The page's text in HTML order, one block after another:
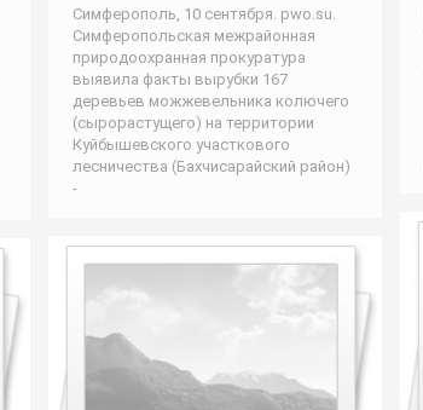
Симферополь, 10 сентября. pwo.su.
Симферопольская межрайонная
природоохранная прокуратура
выявила факты вырубки 167
деревьев можжевельника колючего
(сырорастущего) на территории
Куйбышевского участкового
лесничества (Бахчисарайский район)
-